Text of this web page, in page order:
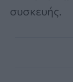
συσκευής.